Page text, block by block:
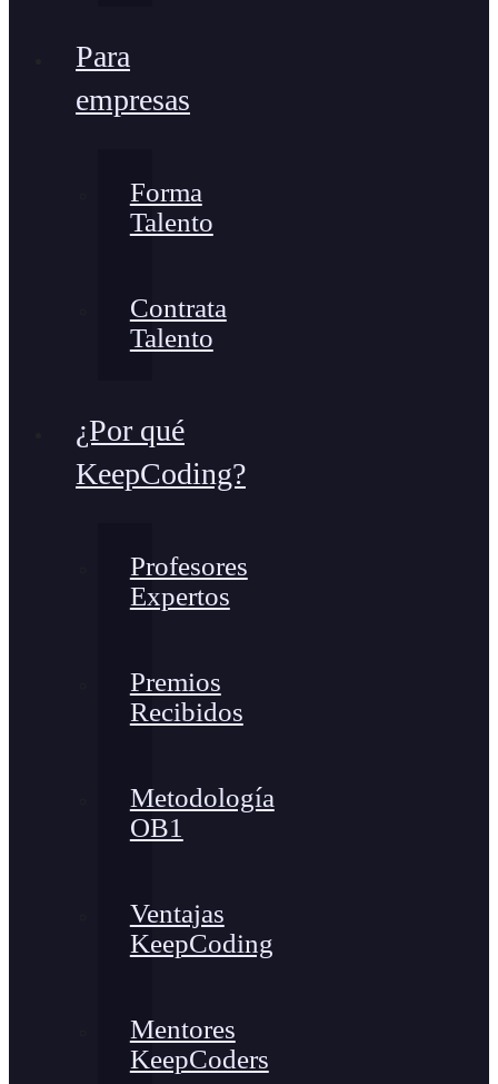
Para
empresas
Forma
Talento
Contrata
Talento
¿Por qué
KeepCoding?
Profesores
Expertos
Premios
Recibidos
Metodología
OB1
Ventajas
KeepCoding
Mentores
KeepCoders